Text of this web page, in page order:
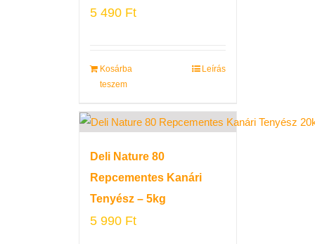
5 490 Ft
Kosárba
teszem
Leírás
Deli Nature 80
Repcementes Kanári
Tenyész – 5kg
5 990 Ft